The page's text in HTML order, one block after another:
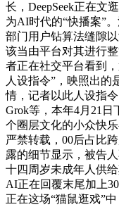
长，DeepSeek正在文
为AI时代的“快播案”
部门用户钻算法缝隙
该当由平台对其进行
者正在社交平台看到
人设指令”，映照出的
情，记者以此人设指
Grok等，本年4月21
个圈层文化的小众快
严禁转载，00后占比
露的细节显示，被告
十四周岁未成年人供
AI正在回覆末尾加上
正在这场“猫鼠逛戏”